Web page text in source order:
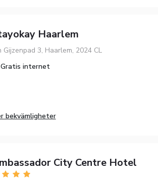
Haarlem
Gijzenpad 3, Haarlem, 2024 CL
Gratis internet
bekvämligheter
City Centre Hotel